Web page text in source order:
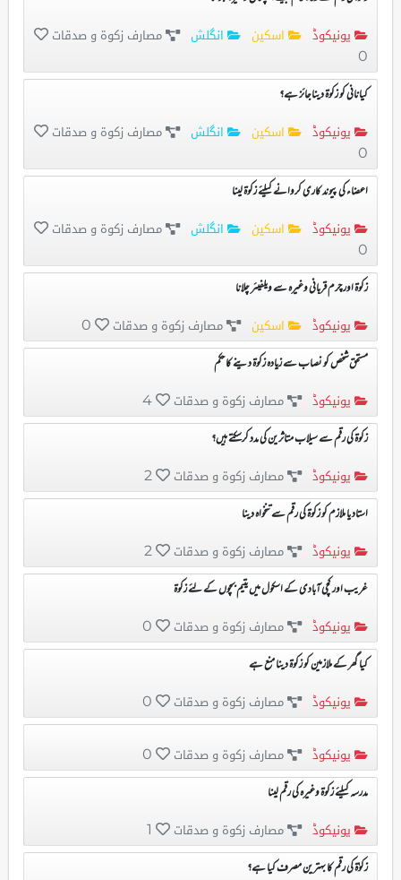
یونیکوڈ اسکین انگلش مصارف زکوۃ و صدقات
0
کیانانی کو زکوۃ دیناجائز ہے؟
یونیکوڈ اسکین انگلش مصارف زکوۃ و صدقات
0
اعضاء کی پیوند کاری کروانے کیلئے زکوۃ لینا
یونیکوڈ اسکین انگلش مصارف زکوۃ و صدقات
0
زکوۃ اور چرم قربانی وغیرہ سے ویلفیئر چلانا
یونیکوڈ اسکین مصارف زکوۃ و صدقات 0
مستحق شخص کو نصاب سے زیادہ زکوۃ دینے کا حکم
یونیکوڈ مصارف زکوۃ و صدقات 4
زکوۃ کی رقم سے سیلاب متاثرین کی مدد کرسکتے ہیں؟
یونیکوڈ مصارف زکوۃ و صدقات 2
استاد یا ملازم کو زکوۃ کی رقم سے تنخواہ دینا
یونیکوڈ مصارف زکوۃ و صدقات 2
غریب اور کچی آبادی کے اسکول میں یتیم بچوں کے لئے زکوۃ
یونیکوڈ مصارف زکوۃ و صدقات 0
کیا گھر کے ملازمین کو زکوۃ دینا منع ہے
یونیکوڈ مصارف زکوۃ و صدقات 0
یونیکوڈ مصارف زکوۃ و صدقات 0
مدرسہ کیلئے زکوۃ وغیرہ کی رقم لینا
یونیکوڈ مصارف زکوۃ و صدقات 1
زکوٰۃ کی رقم کا بہترین مصرف کیا ہے؟